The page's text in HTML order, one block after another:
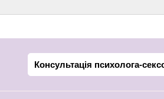
Консультація психолога-